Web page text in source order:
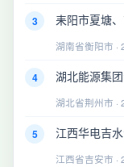
3 耒阳市夏塘
湖南省衡阳市 ·
4 湖北能源集
湖北省荆州市 ·
5 江西华电吉
江西省吉安市 ·